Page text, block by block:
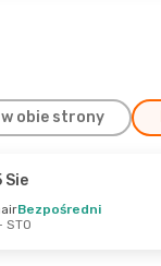
obie strony
Sie
Bezpośredni
STO